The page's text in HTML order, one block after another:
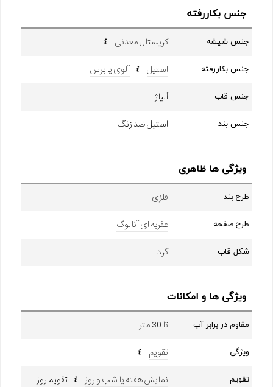
جنس بکاررفته
جنس شیشه کریستال معدنی
جنس بکاررفته استیل آلوی یا برس
جنس قاب آلیاژ
جنس بند استیل ضد زنگ
ویژگی ها ظاهری
طرح بند فلزی
طرح صفحه عقربه ای آنالوگ
شکل قاب گرد
ویژگی ها و امکانات
مقاوم در برابر آب تا 30 متر
ویژگی تقویم
تقویم نمایش هفته یا شب و روز تقویم روز